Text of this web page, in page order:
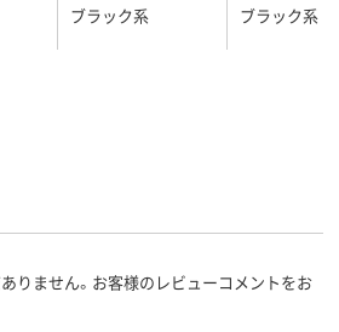
ブラック系 ブラック系
りません。お客様のレビューコメントをお